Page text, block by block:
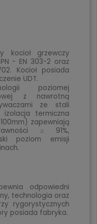
kocioł grzewczy
- EN 303-2 oraz
Kocioł posiada
UDT.
poziomej
z nawrotną
ze stali
termiczna
zapewniają
≥ 91%,
poziom emisji
odpowiedni
technologia oraz
rygorystycznych
posiada fabryka.